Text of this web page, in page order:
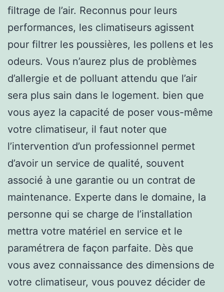
filtrage de l’air. Reconnus pour leurs
performances, les climatiseurs agissent
pour filtrer les poussières, les pollens et les
odeurs. Vous n’aurez plus de problèmes
d’allergie et de polluant attendu que l’air
sera plus sain dans le logement. bien que
vous ayez la capacité de poser vous-même
votre climatiseur, il faut noter que
l’intervention d’un professionnel permet
d’avoir un service de qualité, souvent
associé à une garantie ou un contrat de
maintenance. Experte dans le domaine, la
personne qui se charge de l’installation
mettra votre matériel en service et le
paramétrera de façon parfaite. Dès que
vous avez connaissance des dimensions de
votre climatiseur, vous pouvez décider de